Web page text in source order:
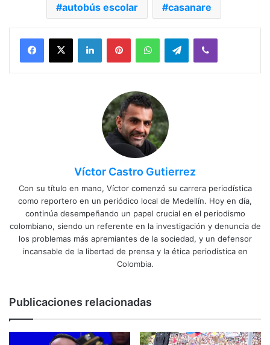
autobús escolar casanare
Facebook
X LinkedInPinterestWhatsAppTelegramViber
Víctor Castro Gutierrez
Con su título en mano, Víctor comenzó su carrera periodística
como reportero en un periódico local de Medellín. Hoy en día,
continúa desempeñando un papel crucial en el periodismo
colombiano, siendo un referente en la investigación y denuncia de
los problemas más apremiantes de la sociedad, y un defensor
incansable de la libertad de prensa y la ética periodística en
Colombia.
Publicaciones relacionadas